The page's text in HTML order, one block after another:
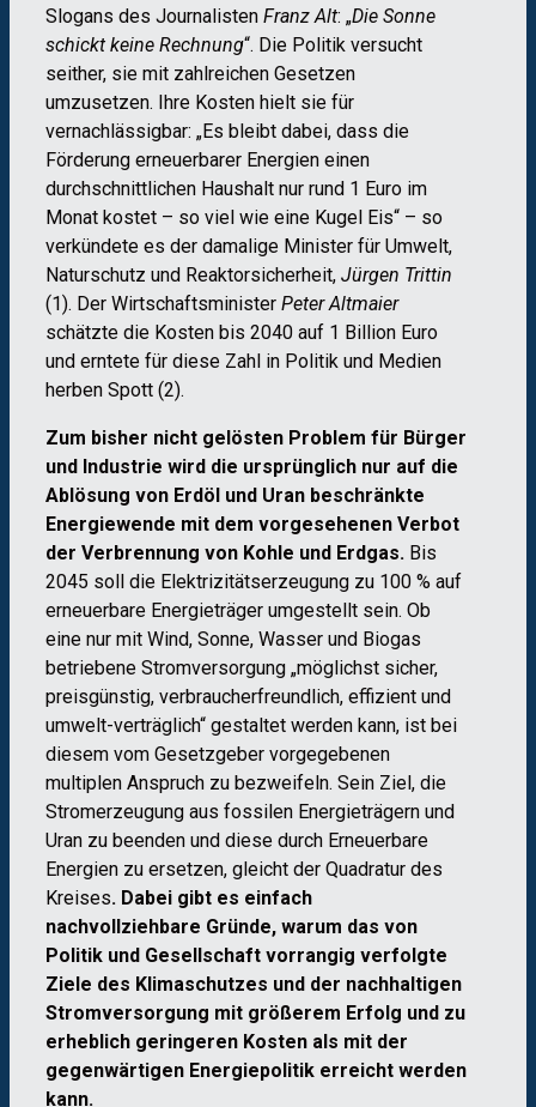
Slogans des Journalisten Franz Alt: „Die Sonne
schickt keine Rechnung“. Die Politik versucht
seither, sie mit zahlreichen Gesetzen
umzusetzen. Ihre Kosten hielt sie für
vernachlässigbar: „Es bleibt dabei, dass die
Förderung erneuerbarer Energien einen
durchschnittlichen Haushalt nur rund 1 Euro im
Monat kostet – so viel wie eine Kugel Eis“ – so
verkündete es der damalige Minister für Umwelt,
Naturschutz und Reaktorsicherheit, Jürgen Trittin
(1). Der Wirtschaftsminister Peter Altmaier
schätzte die Kosten bis 2040 auf 1 Billion Euro
und erntete für diese Zahl in Politik und Medien
herben Spott (2).
Zum bisher nicht gelösten Problem für Bürger
und Industrie wird die ursprünglich nur auf die
Ablösung von Erdöl und Uran beschränkte
Energiewende mit dem vorgesehenen Verbot
der Verbrennung von Kohle und Erdgas. Bis
2045 soll die Elektrizitätserzeugung zu 100 % auf
erneuerbare Energieträger umgestellt sein. Ob
eine nur mit Wind, Sonne, Wasser und Biogas
betriebene Stromversorgung „möglichst sicher,
preisgünstig, verbraucherfreundlich, effizient und
umwelt-verträglich“ gestaltet werden kann, ist bei
diesem vom Gesetzgeber vorgegebenen
multiplen Anspruch zu bezweifeln. Sein Ziel, die
Stromerzeugung aus fossilen Energieträgern und
Uran zu beenden und diese durch Erneuerbare
Energien zu ersetzen, gleicht der Quadratur des
Kreises. Dabei gibt es einfach
nachvollziehbare Gründe, warum das von
Politik und Gesellschaft vorrangig verfolgte
Ziele des Klimaschutzes und der nachhaltigen
Stromversorgung mit größerem Erfolg und zu
erheblich geringeren Kosten als mit der
gegenwärtigen Energiepolitik erreicht werden
kann.